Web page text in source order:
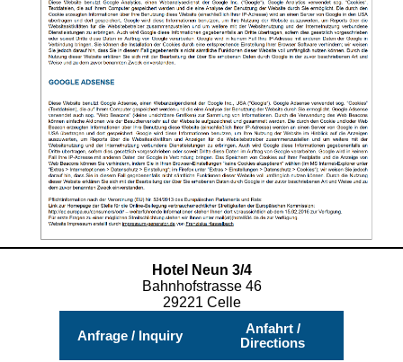
Hotel Neun 3/4
Bahnhofstrasse 46
29221 Celle
Anfrage / Inquiry
Anfahrt /
Directions